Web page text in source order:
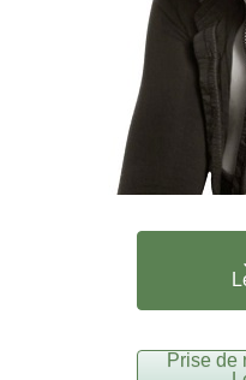
Prise de